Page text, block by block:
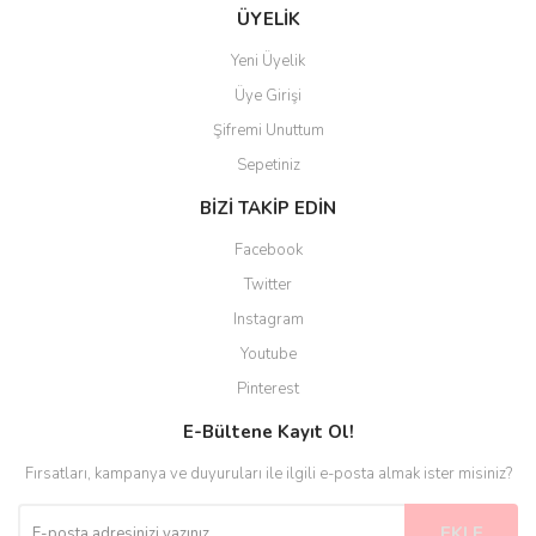
ÜYELİK
Yeni Üyelik
Üye Girişi
Şifremi Unuttum
Sepetiniz
BİZİ TAKİP EDİN
Facebook
Twitter
Instagram
Youtube
Pinterest
E-Bültene Kayıt Ol!
Fırsatları, kampanya ve duyuruları ile ilgili e-posta almak ister misiniz?